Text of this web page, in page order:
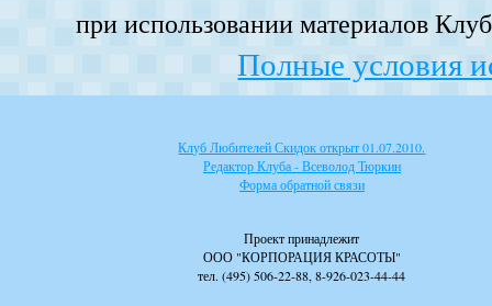
при использовании материалов
Полные условия
Клуб Любителей Скидок открыт 01.07.2010.
Редактор Клуба - Всеволод Тюркин
Форма обратной связи
Проект принадлежит
ООО "КОРПОРАЦИЯ КРАСОТЫ"
тел. (495) 506-22-88, 8-926-023-44-44